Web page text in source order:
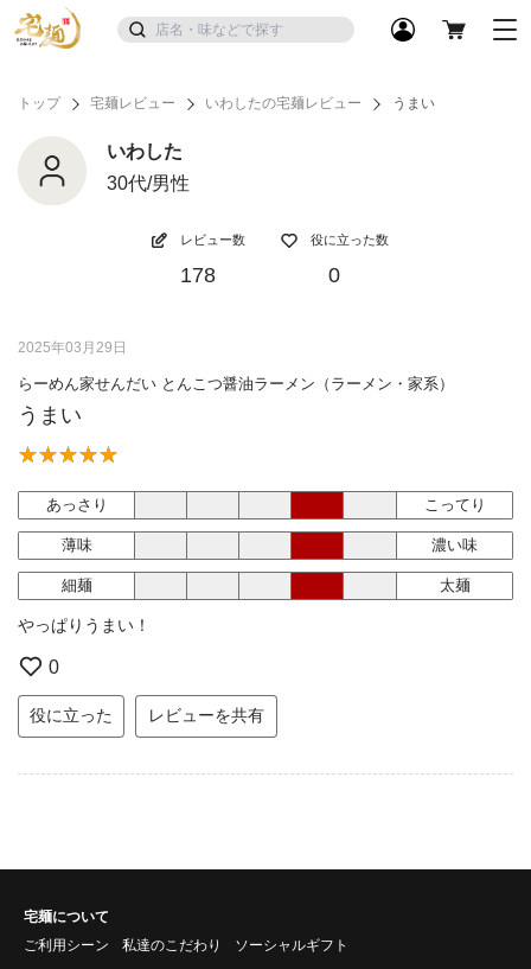
トップ 宅麺レビュー いわしたの宅麺レビュー うまい
いわした
30代/男性
レビュー数
178
役に立った数
0
2025年03月29日
らーめん家せんだい とんこつ醤油ラーメン（ラーメン・家系）
うまい
あっさり こってり
薄味 濃い味
細麺 太麺
やっぱりうまい！
0
役に立った レビューを共有
宅麺について
ご利用シーン
私達のこだわり ソーシャルギフト